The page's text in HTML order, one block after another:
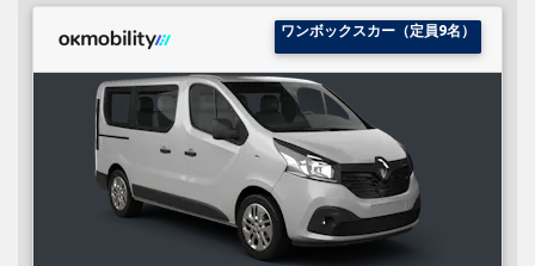
ワンボックスカー（定員9名）